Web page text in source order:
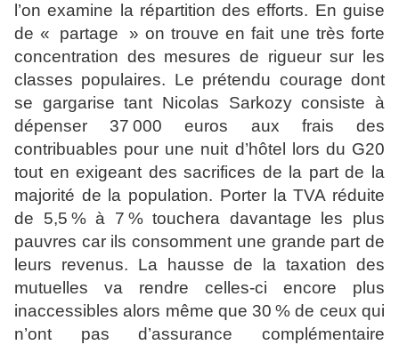
l’on examine la répartition des efforts. En guise
de « partage » on trouve en fait une très forte
concentration des mesures de rigueur sur les
classes populaires. Le prétendu courage dont
se gargarise tant Nicolas Sarkozy consiste à
dépenser 37 000 euros aux frais des
contribuables pour une nuit d’hôtel lors du G20
tout en exigeant des sacrifices de la part de la
majorité de la population. Porter la TVA réduite
de 5,5 % à 7 % touchera davantage les plus
pauvres car ils consomment une grande part de
leurs revenus. La hausse de la taxation des
mutuelles va rendre celles-ci encore plus
inaccessibles alors même que 30 % de ceux qui
n’ont pas d’assurance complémentaire